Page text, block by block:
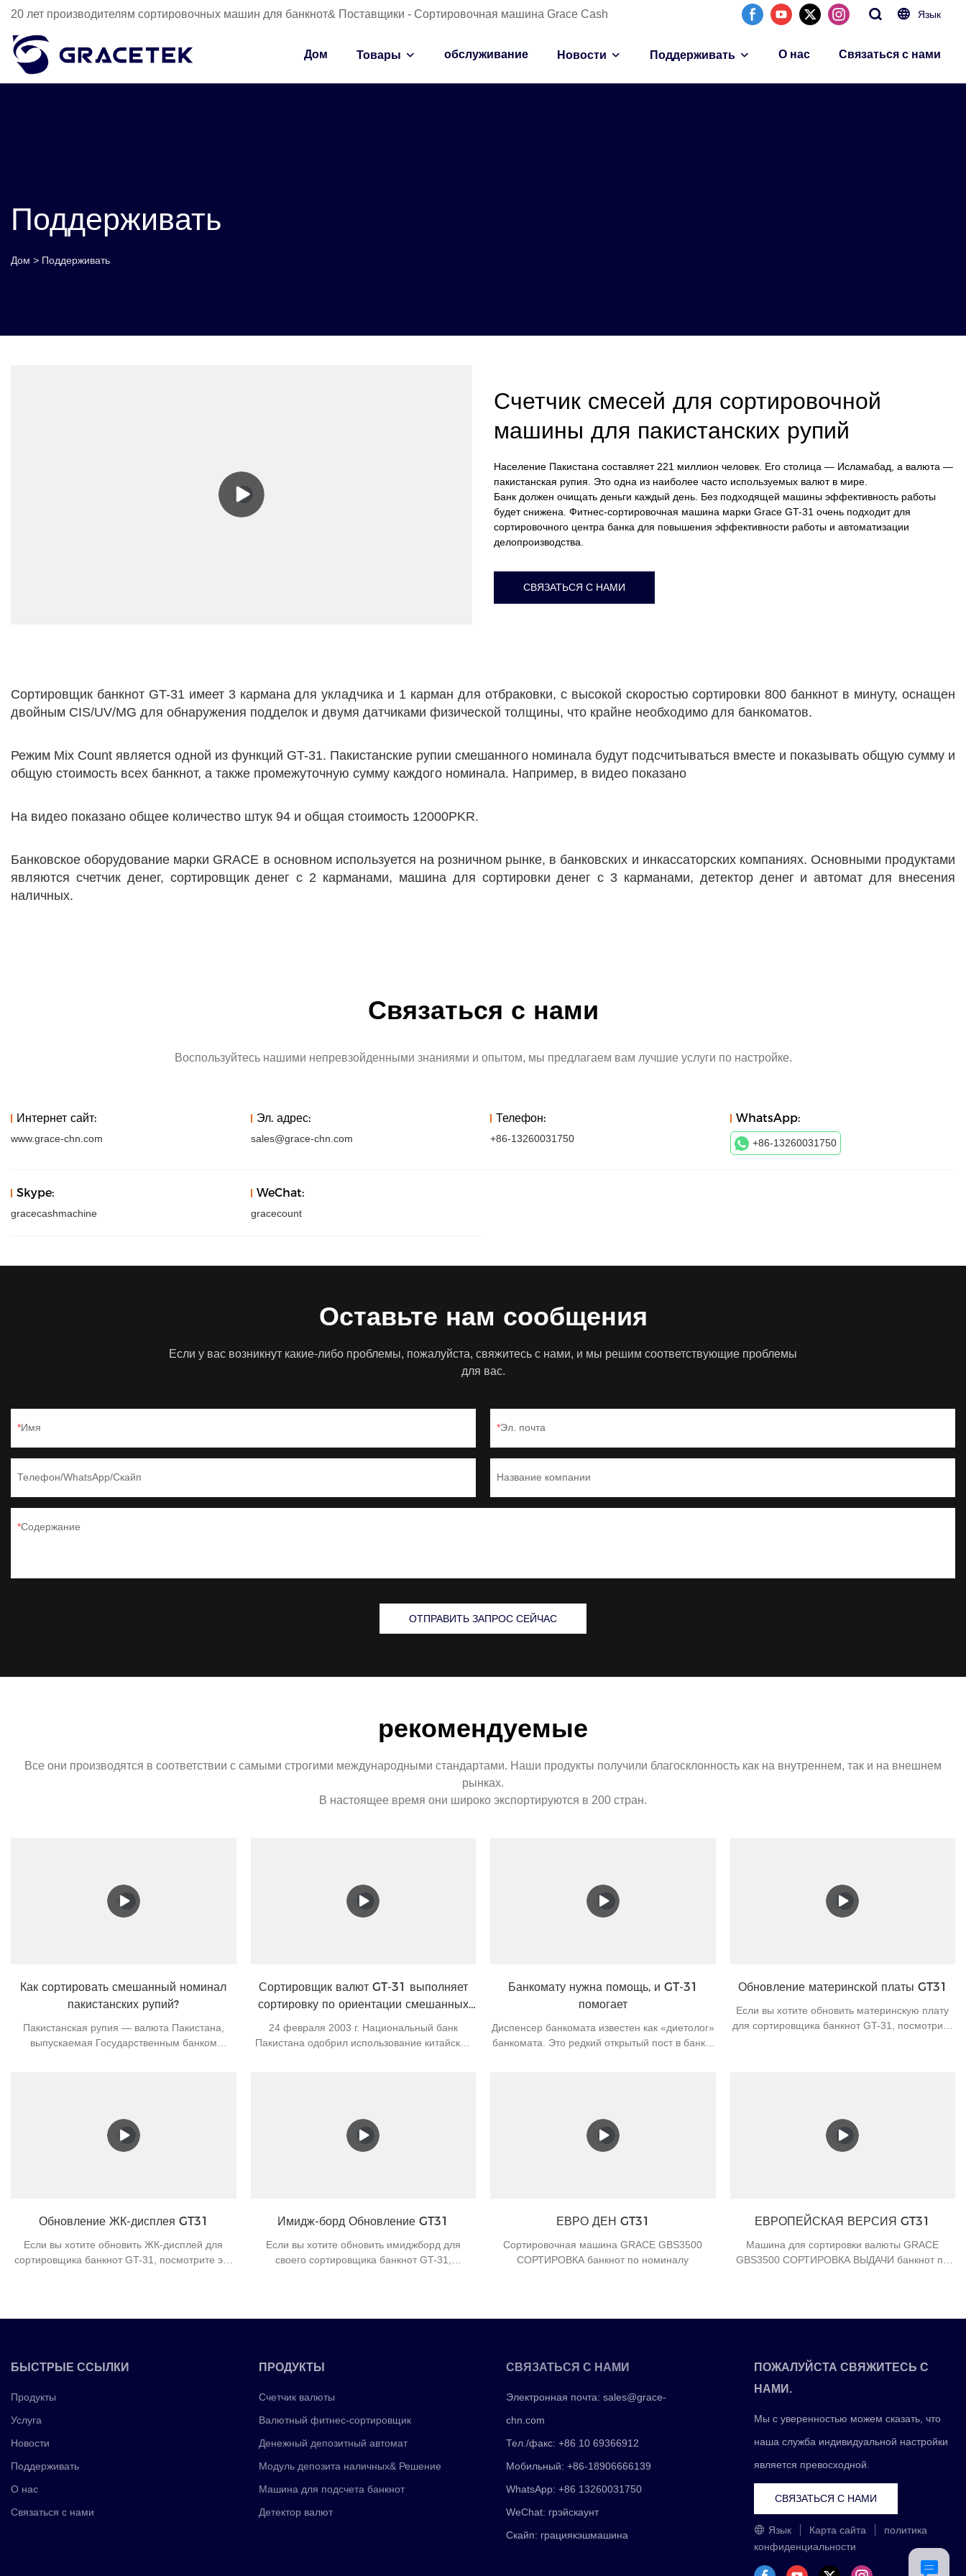
20 лет производителям сортировочных машин для банкнот& Поставщики - Сортировочная машина Grace Cash Язык
Дом Товары обслуживание Новости Поддерживать О нас Связаться с нами
Поддерживать
Дом > Поддерживать
Счетчик смесей для сортировочной
машины для пакистанских рупий
Население Пакистана составляет 221 миллион человек. Его столица — Исламабад, а валюта —
пакистанская рупия. Это одна из наиболее часто используемых валют в мире.
Банк должен очищать деньги каждый день. Без подходящей машины эффективность работы
будет снижена. Фитнес-сортировочная машина марки Grace GT-31 очень подходит для
сортировочного центра банка для повышения эффективности работы и автоматизации
делопроизводства.
СВЯЗАТЬСЯ С НАМИ
Сортировщик банкнот GT-31 имеет 3 кармана для укладчика и 1 карман для отбраковки, с высокой скоростью сортировки 800 банкнот в минуту, оснащен
двойным CIS/UV/MG для обнаружения подделок и двумя датчиками физической толщины, что крайне необходимо для банкоматов.
Режим Mix Count является одной из функций GT-31. Пакистанские рупии смешанного номинала будут подсчитываться вместе и показывать общую сумму и
общую стоимость всех банкнот, а также промежуточную сумму каждого номинала. Например, в видео показано
На видео показано общее количество штук 94 и общая стоимость 12000PKR.
Банковское оборудование марки GRACE в основном используется на розничном рынке, в банковских и инкассаторских компаниях. Основными продуктами
являются счетчик денег, сортировщик денег с 2 карманами, машина для сортировки денег с 3 карманами, детектор денег и автомат для внесения
наличных.
Связаться с нами
Воспользуйтесь нашими непревзойденными знаниями и опытом, мы предлагаем вам лучшие услуги по настройке.
Интернет сайт:
www.grace-chn.com
Эл. адрес:
sales@grace-chn.com
Телефон:
+86-13260031750
WhatsApp:
+86-13260031750
Skype:
gracecashmachine
WeChat:
gracecount
Оставьте нам сообщения
Если у вас возникнут какие-либо проблемы, пожалуйста, свяжитесь с нами, и мы решим соответствующие проблемы
для вас.
Имя Эл. почта
Телефон/WhatsApp/Скайп Название компании
Содержание
ОТПРАВИТЬ ЗАПРОС СЕЙЧАС
рекомендуемые
Все они производятся в соответствии с самыми строгими международными стандартами. Наши продукты получили благосклонность как на внутреннем, так и на внешнем
рынках.
В настоящее время они широко экспортируются в 200 стран.
Как сортировать смешанный номинал
пакистанских рупий?
Пакистанская рупия — валюта Пакистана,
выпускаемая Государственным банком
вида монет в обращении в Пакистане: 1 рупия,
2 рупии. , 5 рупий и 10 рупий.
Сортировщик валют GT-31 выполняет
сортировку по ориентации смешанных
банкнот.
24 февраля 2003 г. Национальный банк
Пакистана одобрил использование китайских
имеет четыре ориентации, и мы называем их
A, B, C и D. Большинство банков требуют
сортировать их все в одной ориентации, что
Банкомату нужна помощь, и GT-31
помогает
Диспенсер банкомата известен как «диетолог»
банкомата. Это редкий открытый пост в банке.
расположены во многих пригородах и широко
рассредоточены, половина рабочего времени
приходится на дорогу. При этом каждый
пальца раздатчика банкнот будет
разблокирован и автомат открыт, касса должна
быть заменена в течение 10 минут, в
противном случае система автоматически
Обновление материнской платы GT31
Если вы хотите обновить материнскую плату
для сортировщика банкнот GT-31, посмотрите
Обновление ЖК-дисплея GT31
Если вы хотите обновить ЖК-дисплей для
сортировщика банкнот GT-31, посмотрите это
свяжитесь с нами для дальнейшей связи.
Имидж-борд Обновление GT31
Если вы хотите обновить имиджборд для
своего сортировщика банкнот GT-31,
пожалуйста, свяжитесь с нами для
ЕВРО ДЕН GT31
Сортировочная машина GRACE GBS3500
СОРТИРОВКА банкнот по номиналу
ЕВРОПЕЙСКАЯ ВЕРСИЯ GT31
Машина для сортировки валюты GRACE
GBS3500 СОРТИРОВКА ВЫДАЧИ банкнот по
БЫСТРЫЕ ССЫЛКИ
Продукты
Услуга
Новости
Поддерживать
О нас
Связаться с нами
ПРОДУКТЫ
Счетчик валюты
Валютный фитнес-сортировщик
Денежный депозитный автомат
Модуль депозита наличных& Решение
Машина для подсчета банкнот
Детектор валют
СВЯЗАТЬСЯ С НАМИ
Электронная почта:sales@grace-
chn.com
Тел./факс: +86 10 69366912
Мобильный: +86-18906666139
WhatsApp: +86 13260031750
WeChat: грэйскаунт
Скайп: грациякэшмашина
ПОЖАЛУЙСТА СВЯЖИТЕСЬ С
НАМИ.
Мы с уверенностью можем сказать, что
наша служба индивидуальной настройки
является превосходной.
СВЯЗАТЬСЯ С НАМИ
Язык Карта сайта
политика
конфиденциальности